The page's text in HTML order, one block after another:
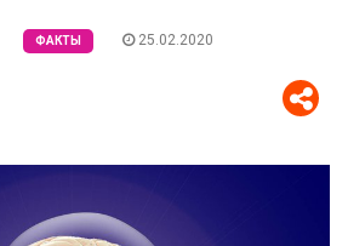
ФАКТЫ 25.02.2020